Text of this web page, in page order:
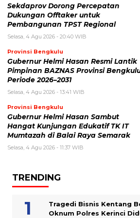
Sekdaprov Dorong Percepatan
Dukungan Offtaker untuk
Pembangunan TPST Regional
Selasa, 4 Agu 2026 - 20:40 WIB
Provinsi Bengkulu
Gubernur Helmi Hasan Resmi Lantik
Pimpinan BAZNAS Provinsi
Periode 2026–2031
Selasa, 4 Agu 2026 - 13:41 WIB
Provinsi Bengkulu
Gubernur Helmi Hasan Sambut
Hangat Kunjungan Edukatif TK IT
Mumtazah di Balai Raya Semarak
Selasa, 4 Agu 2026 - 11:37 WIB
TRENDING
Tragedi Bisnis Kentang
Oknum Polres Kerinci